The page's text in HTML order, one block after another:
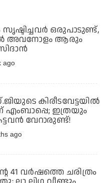
സൃഷ്ടിച്ചവര്‍ ഒരുപാടുണ്ട്,
അവനോളം ആരും
ago
കിരീടവേട്ടയില്‍
എംബാപ്പെ; ഇത്രയും
വേറാരുണ്ട്!
ago
41 വർഷത്തെ ചരിത്രം